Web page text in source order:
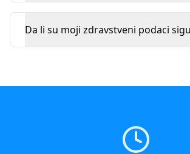
Da li su moji zdravstveni podaci